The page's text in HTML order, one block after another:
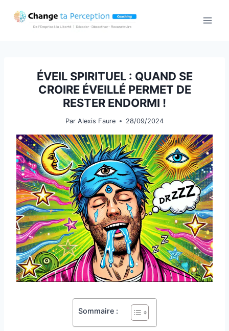
ÉVEIL SPIRITUEL : QUAND SE
CROIRE ÉVEILLÉ PERMET DE
RESTER ENDORMI !
Par Alexis Faure 28/09/2024
Sommaire :